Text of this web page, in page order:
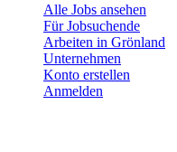
Alle Jobs ansehen
Für Jobsuchende
Arbeiten in Grönland
Unternehmen
Konto erstellen
Anmelden